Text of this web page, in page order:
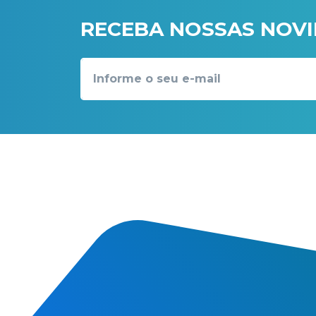
RECEBA NOSSAS